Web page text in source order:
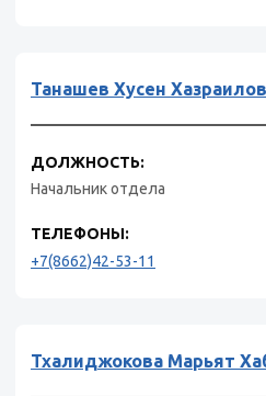
Танашев Хусен
ДОЛЖНОСТЬ:
Начальник отдела
ТЕЛЕФОНЫ:
+7(8662)42-53-11
Тхалиджокова Марьят